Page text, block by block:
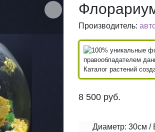
Производитель:
правообладателем
Каталог растений
8 500 руб.
Диаметр: 30см /